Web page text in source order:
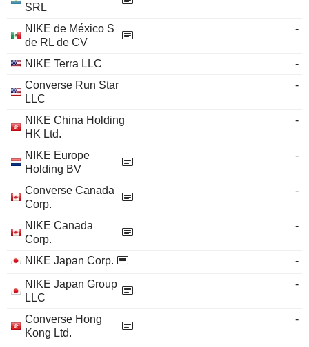
SRL
NIKE de México S
de RL de CV
-
NIKE Terra LLC
-
Converse Run Star
LLC
-
NIKE China Holding
HK Ltd.
-
NIKE Europe
Holding BV
-
Converse Canada
Corp.
-
NIKE Canada
Corp.
-
NIKE Japan Corp.
-
NIKE Japan Group
LLC
-
Converse Hong
Kong Ltd.
-